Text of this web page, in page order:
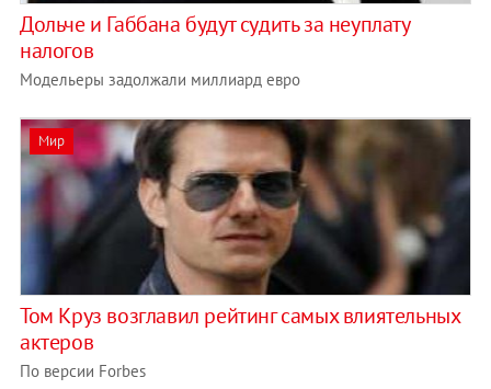
Дольче и Габбана будут судить за неуплату
налогов
Модельеры задолжали миллиард евро
Мир
Том Круз возглавил рейтинг самых влиятельных
актеров
По версии Forbes